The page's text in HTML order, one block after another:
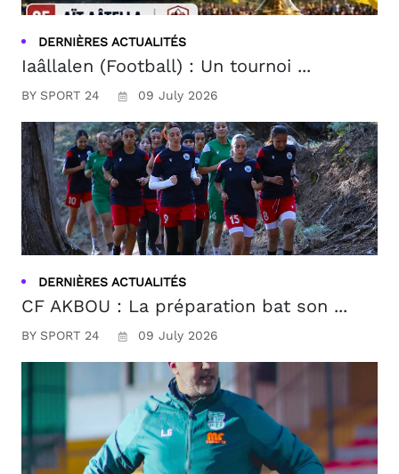
DERNIÈRES ACTUALITÉS
Iaâllalen (Football) : Un tournoi ...
BY SPORT 24 09 July 2026
DERNIÈRES ACTUALITÉS
CF AKBOU : La préparation bat son ...
BY SPORT 24 09 July 2026